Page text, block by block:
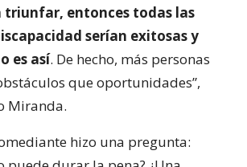
triunfar, entonces todas las
serían exitosas y
es así. De hecho, más personas
que oportunidades”,
Miranda.
hizo una pregunta: